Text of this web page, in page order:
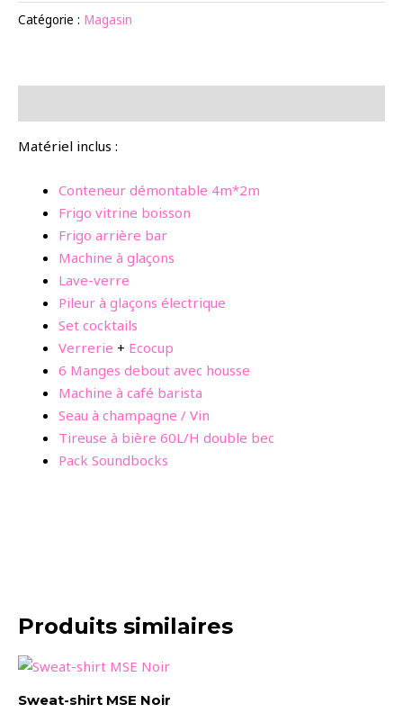
Conteneur
Catégorie : Magasin
Matériel inclus :
Conteneur démontable 4m*2m
Frigo vitrine boisson
Frigo arrière bar
Machine à glaçons
Lave-verre
Pileur à glaçons électrique
Set cocktails
Verrerie + Ecocup
6 Manges debout avec housse
Machine à café barista
Seau à champagne / Vin
Tireuse à bière 60L/H double bec
Pack Soundbocks
Produits similaires
Sweat-shirt MSE Noir